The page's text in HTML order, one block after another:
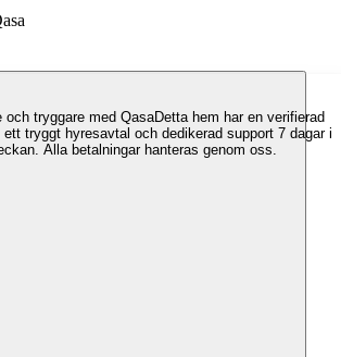
och tryggare med QasaDetta hem har en verifierad
ett tryggt hyresavtal och dedikerad support 7 dagar i
Alla betalningar hanteras genom oss.